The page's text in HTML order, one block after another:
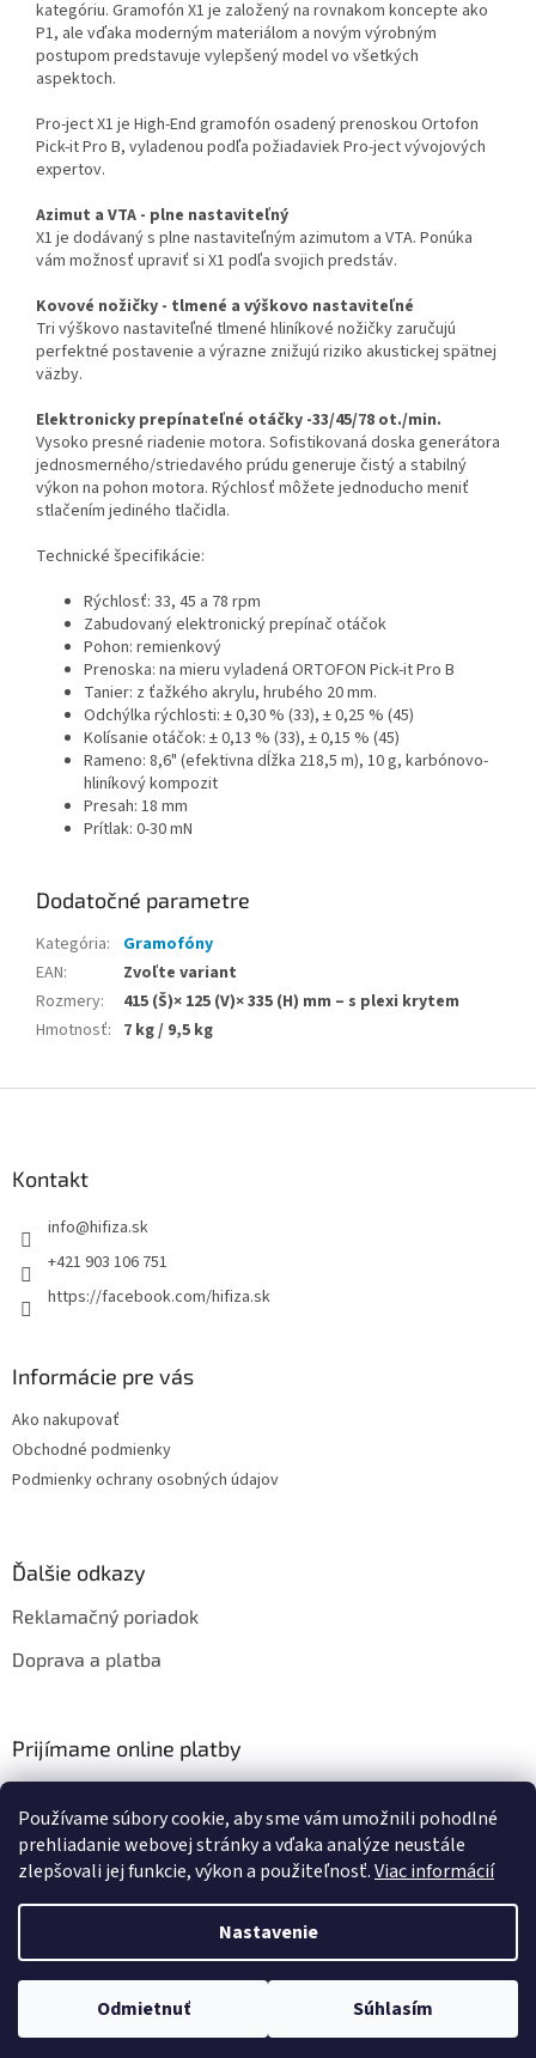
Používame súbory cookie, aby sme vám umožnili pohodlné
prehliadanie webovej stránky a vďaka analýze neustále
zlepšovali jej funkcie, výkon a použiteľnosť.Viac informácií
Nastavenie
Odmietnuť Súhlasím
kategóriu. Gramofón X1 je založený na rovnakom koncepte ako
P1, ale vďaka moderným materiálom a novým výrobným
postupom predstavuje vylepšený model vo všetkých
aspektoch.
Pro-ject X1 je High-End gramofón osadený prenoskou Ortofon
Pick-it Pro B, vyladenou podľa požiadaviek Pro-ject vývojových
expertov.
Azimut a VTA - plne nastaviteľný
X1 je dodávaný s plne nastaviteľným azimutom a VTA. Ponúka
vám možnosť upraviť si X1 podľa svojich predstáv.
Kovové nožičky - tlmené a výškovo nastaviteľné
Tri výškovo nastaviteľné tlmené hliníkové nožičky zaručujú
perfektné postavenie a výrazne znižujú riziko akustickej spätnej
väzby.
Elektronicky prepínateľné otáčky -33/45/78 ot./min.
Vysoko presné riadenie motora. Sofistikovaná doska generátora
jednosmerného/striedavého prúdu generuje čistý a stabilný
výkon na pohon motora. Rýchlosť môžete jednoducho meniť
stlačením jediného tlačidla.
Technické špecifikácie:
Rýchlosť: 33, 45 a 78 rpm
Zabudovaný elektronický prepínač otáčok
Pohon: remienkový
Prenoska: na mieru vyladená ORTOFON Pick-it Pro B
Tanier: z ťažkého akrylu, hrubého 20 mm.
Odchýlka rýchlosti: ± 0,30 % (33), ± 0,25 % (45)
Kolísanie otáčok: ± 0,13 % (33), ± 0,15 % (45)
Rameno: 8,6" (efektivna dĺžka 218,5 m), 10 g, karbónovo-
hliníkový kompozit
Presah: 18 mm
Prítlak: 0-30 mN
Dodatočné parametre
Kategória:
Gramofóny
EAN:
Zvoľte variant
Rozmery:
415 (Š)× 125 (V)× 335 (H) mm – s plexi krytem
Hmotnosť: 7 kg / 9,5 kg
Kontakt
info@hifiza.sk
+421 903 106 751
https://facebook.com/hifiza.sk
Informácie pre vás
Ako nakupovať
Obchodné podmienky
Podmienky ochrany osobných údajov
Ďalšie odkazy
Reklamačný poriadok
Doprava a platba
Prijímame online platby
Copyright 2026HIFIZA. Všetky práva vyhradené.Upraviť nastavenie